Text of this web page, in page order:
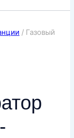
/ Газовый